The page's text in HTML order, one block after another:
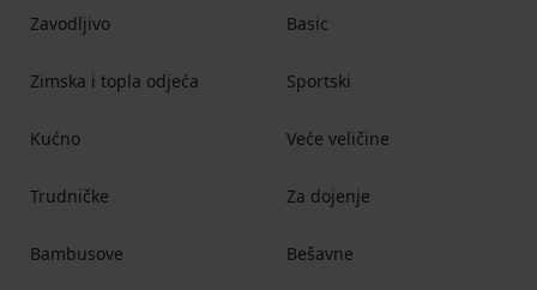
Zavodljivo Basic
Zimska i topla odjeća Sportski
Kućno Veće veličine
Trudničke Za dojenje
Bambusove Bešavne